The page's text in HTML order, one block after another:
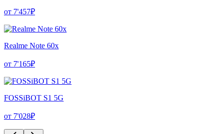
от 7'457₽
Realme Note 60x
от 7'165₽
FOSSiBOT S1 5G
от 7'028₽